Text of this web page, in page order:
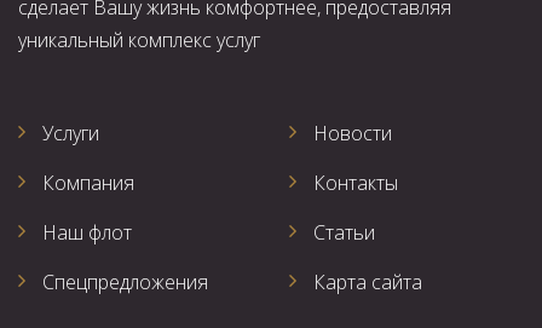
сделает Вашу жизнь комфортнее, предоставляя
уникальный комплекс услуг
Услуги
Компания
Наш флот
Спецпредложения
Новости
Контакты
Статьи
Карта сайта